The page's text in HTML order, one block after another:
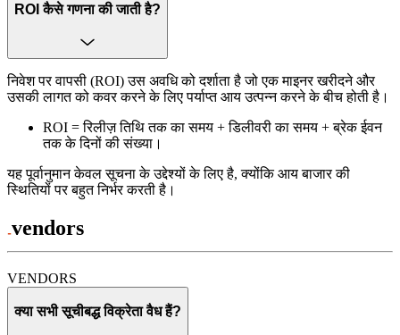
ROI कैसे गणना की जाती है?
निवेश पर वापसी (ROI) उस अवधि को दर्शाता है जो एक माइनर खरीदने और
उसकी लागत को कवर करने के लिए पर्याप्त आय उत्पन्न करने के बीच होती है।
ROI = रिलीज़ तिथि तक का समय + डिलीवरी का समय + ब्रेक ईवन
तक के दिनों की संख्या।
यह पूर्वानुमान केवल सूचना के उद्देश्यों के लिए है, क्योंकि आय बाजार की
स्थितियों पर बहुत निर्भर करती है।
vendors
VENDORS
क्या सभी सूचीबद्ध विक्रेता वैध हैं?